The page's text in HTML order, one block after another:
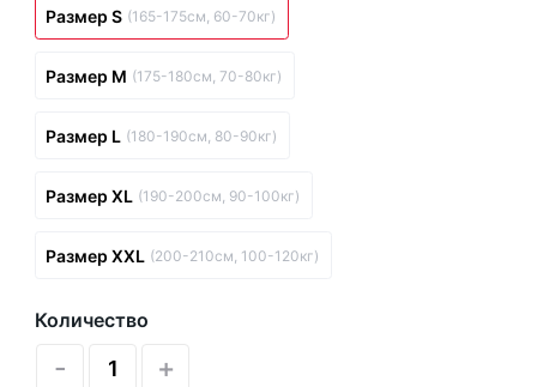
Размер S (165-175см, 60-70кг)
Размер M (175-180см, 70-80кг)
Размер L (180-190см, 80-90кг)
Размер XL (190-200см, 90-100кг)
Размер XXL (200-210см, 100-120кг)
Количество
- +